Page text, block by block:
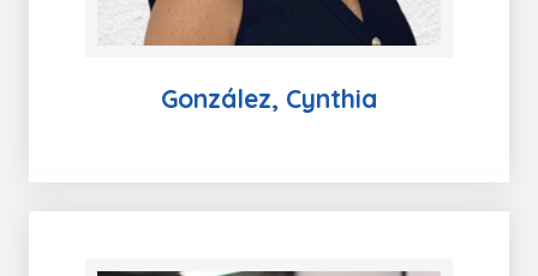
González, Cynthia